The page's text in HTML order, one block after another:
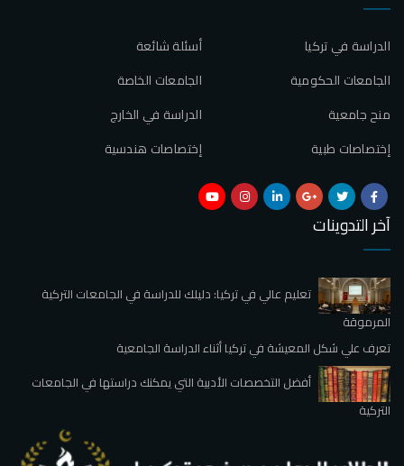
أسئلة شائعة
الدراسة في تركيا
الجامعات الخاصة
الجامعات الحكومية
الدراسة في الخارج
منح جامعية
إختصاصات هندسية
إختصاصات طبية
آخر التدوينات
تعليم عالي في تركيا: دليلك للدراسة في الجامعات التركية
المرموقة
تعرف علي شكل المعيشة في تركيا أثناء الدراسة الجامعية
أفضل التخصصات الأدبية التي يمكنك دراستها في الجامعات
التركية